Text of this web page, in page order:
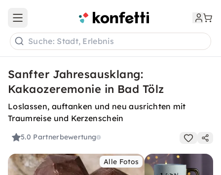
Open main menu
Suche: Stadt, Erlebnis
Sanfter Jahresausklang:
Kakaozeremonie in Bad Tölz
Loslassen, auftanken und neu ausrichten mit
Traumreise und Kerzenschein
5.0 Partnerbewertung
Alle Fotos